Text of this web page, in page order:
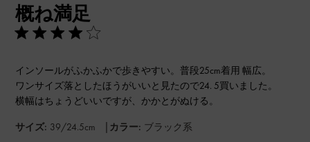
概ね満足
インソールがふかふかで歩きやすい。普段25cm着用 幅広。
ワンサイズ落としたほうがいいと見たので24. 5買いました。
横幅はちょうどいいですが、かかとがぬける。
サイズ: 39/24.5cm | カラー: ブラック系